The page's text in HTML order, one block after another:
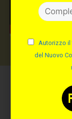
Autorizzo il
del Nuovo